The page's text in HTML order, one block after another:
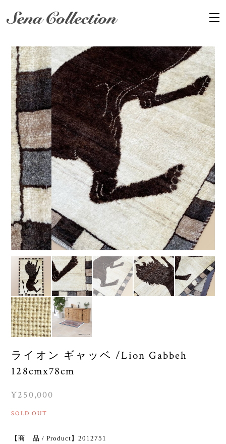
ライオン ギャッベ /Lion Gabbeh
128cmx78cm
¥250,000
SOLD OUT
【商 品 / Product】2012751